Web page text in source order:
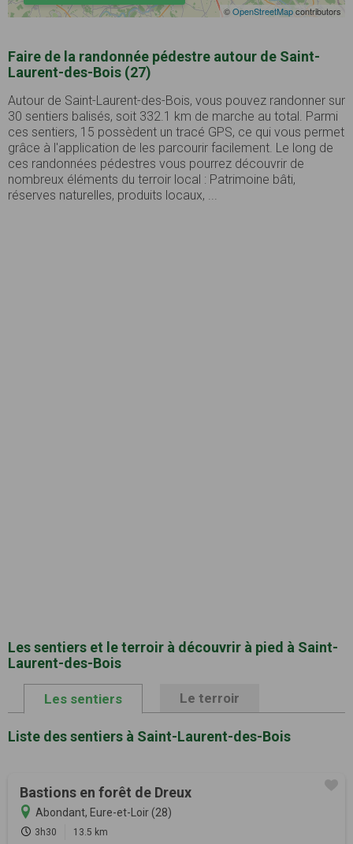
©OpenStreetMapcontributors
Faire de la randonnée pédestre autour de Saint-
Laurent-des-Bois (27)
Autour de Saint-Laurent-des-Bois, vous pouvez randonner sur
30 sentiers balisés, soit 332.1 km de marche au total. Parmi
ces sentiers, 15 possèdent un tracé GPS, ce qui vous permet
grâce à l'application de les parcourir facilement. Le long de
ces randonnées pédestres vous pourrez découvrir de
nombreux éléments du terroir local : Patrimoine bâti,
réserves naturelles, produits locaux, ...
Les sentiers et le terroir à découvrir à pied à Saint-
Laurent-des-Bois
Les sentiers Le terroir
Liste des sentiers à Saint-Laurent-des-Bois
Bastions en forêt de Dreux
Abondant, Eure-et-Loir (28)
3h30 13.5 km